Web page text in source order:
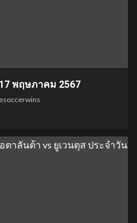
พฤษภาคม 2567